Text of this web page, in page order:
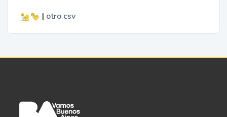
| otro csv